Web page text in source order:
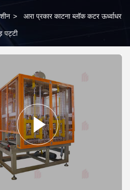
> आरा प्रकार काटना ब्लॉक कटर ऊर्ध्वाधर
पट्टी